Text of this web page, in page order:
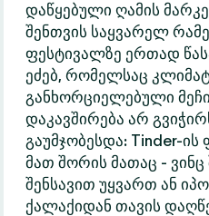
დაწყებული ღამის
შენთვის საყვარელ
ფესტივალზე ერთად
ეძებ, რომელსაც
განხორციელებული
დაკავშირება არ
გაუმჯობესდა: Tinder-ის
მათ შორის მათაც -
შენსავით უყვართ ან
ქალაქიდან თავის